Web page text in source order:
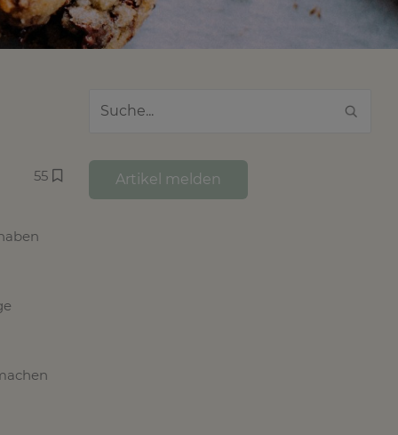
55 Artikel melden